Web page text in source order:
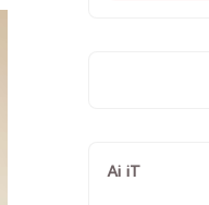
Ai iT